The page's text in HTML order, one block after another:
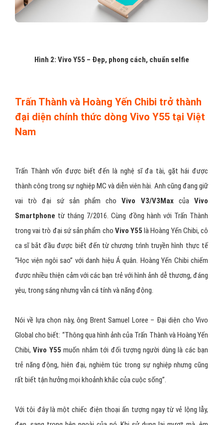
Trấn Thành và Hoàng Yến Chibi trở thành
đại diện chính thức dòng Vivo Y55 tại Việt
Nam
Trấn Thành vốn được biết đến là nghệ sĩ đa tài, gặt hái được
thành công trong sự nghiệp MC và diễn viên hài. Anh cũng đang giữ
củaVivo
Smartphone
từ tháng 7/2016. Cùng đồng hành với Trấn Thành
ca sĩ bắt đầu được biết đến từ chương trình truyền hình thực tế
“Học viện ngôi sao” với danh hiệu Á quân. Hoàng Yến Chibi chiếm
được nhiều thiện cảm với các bạn trẻ với hình ảnh dễ thương, đáng
yêu, trong sáng nhưng vẫn cá tính và năng động.
Global cho biết: “Thông qua hình ảnh của Trấn Thành và Hoàng Yến